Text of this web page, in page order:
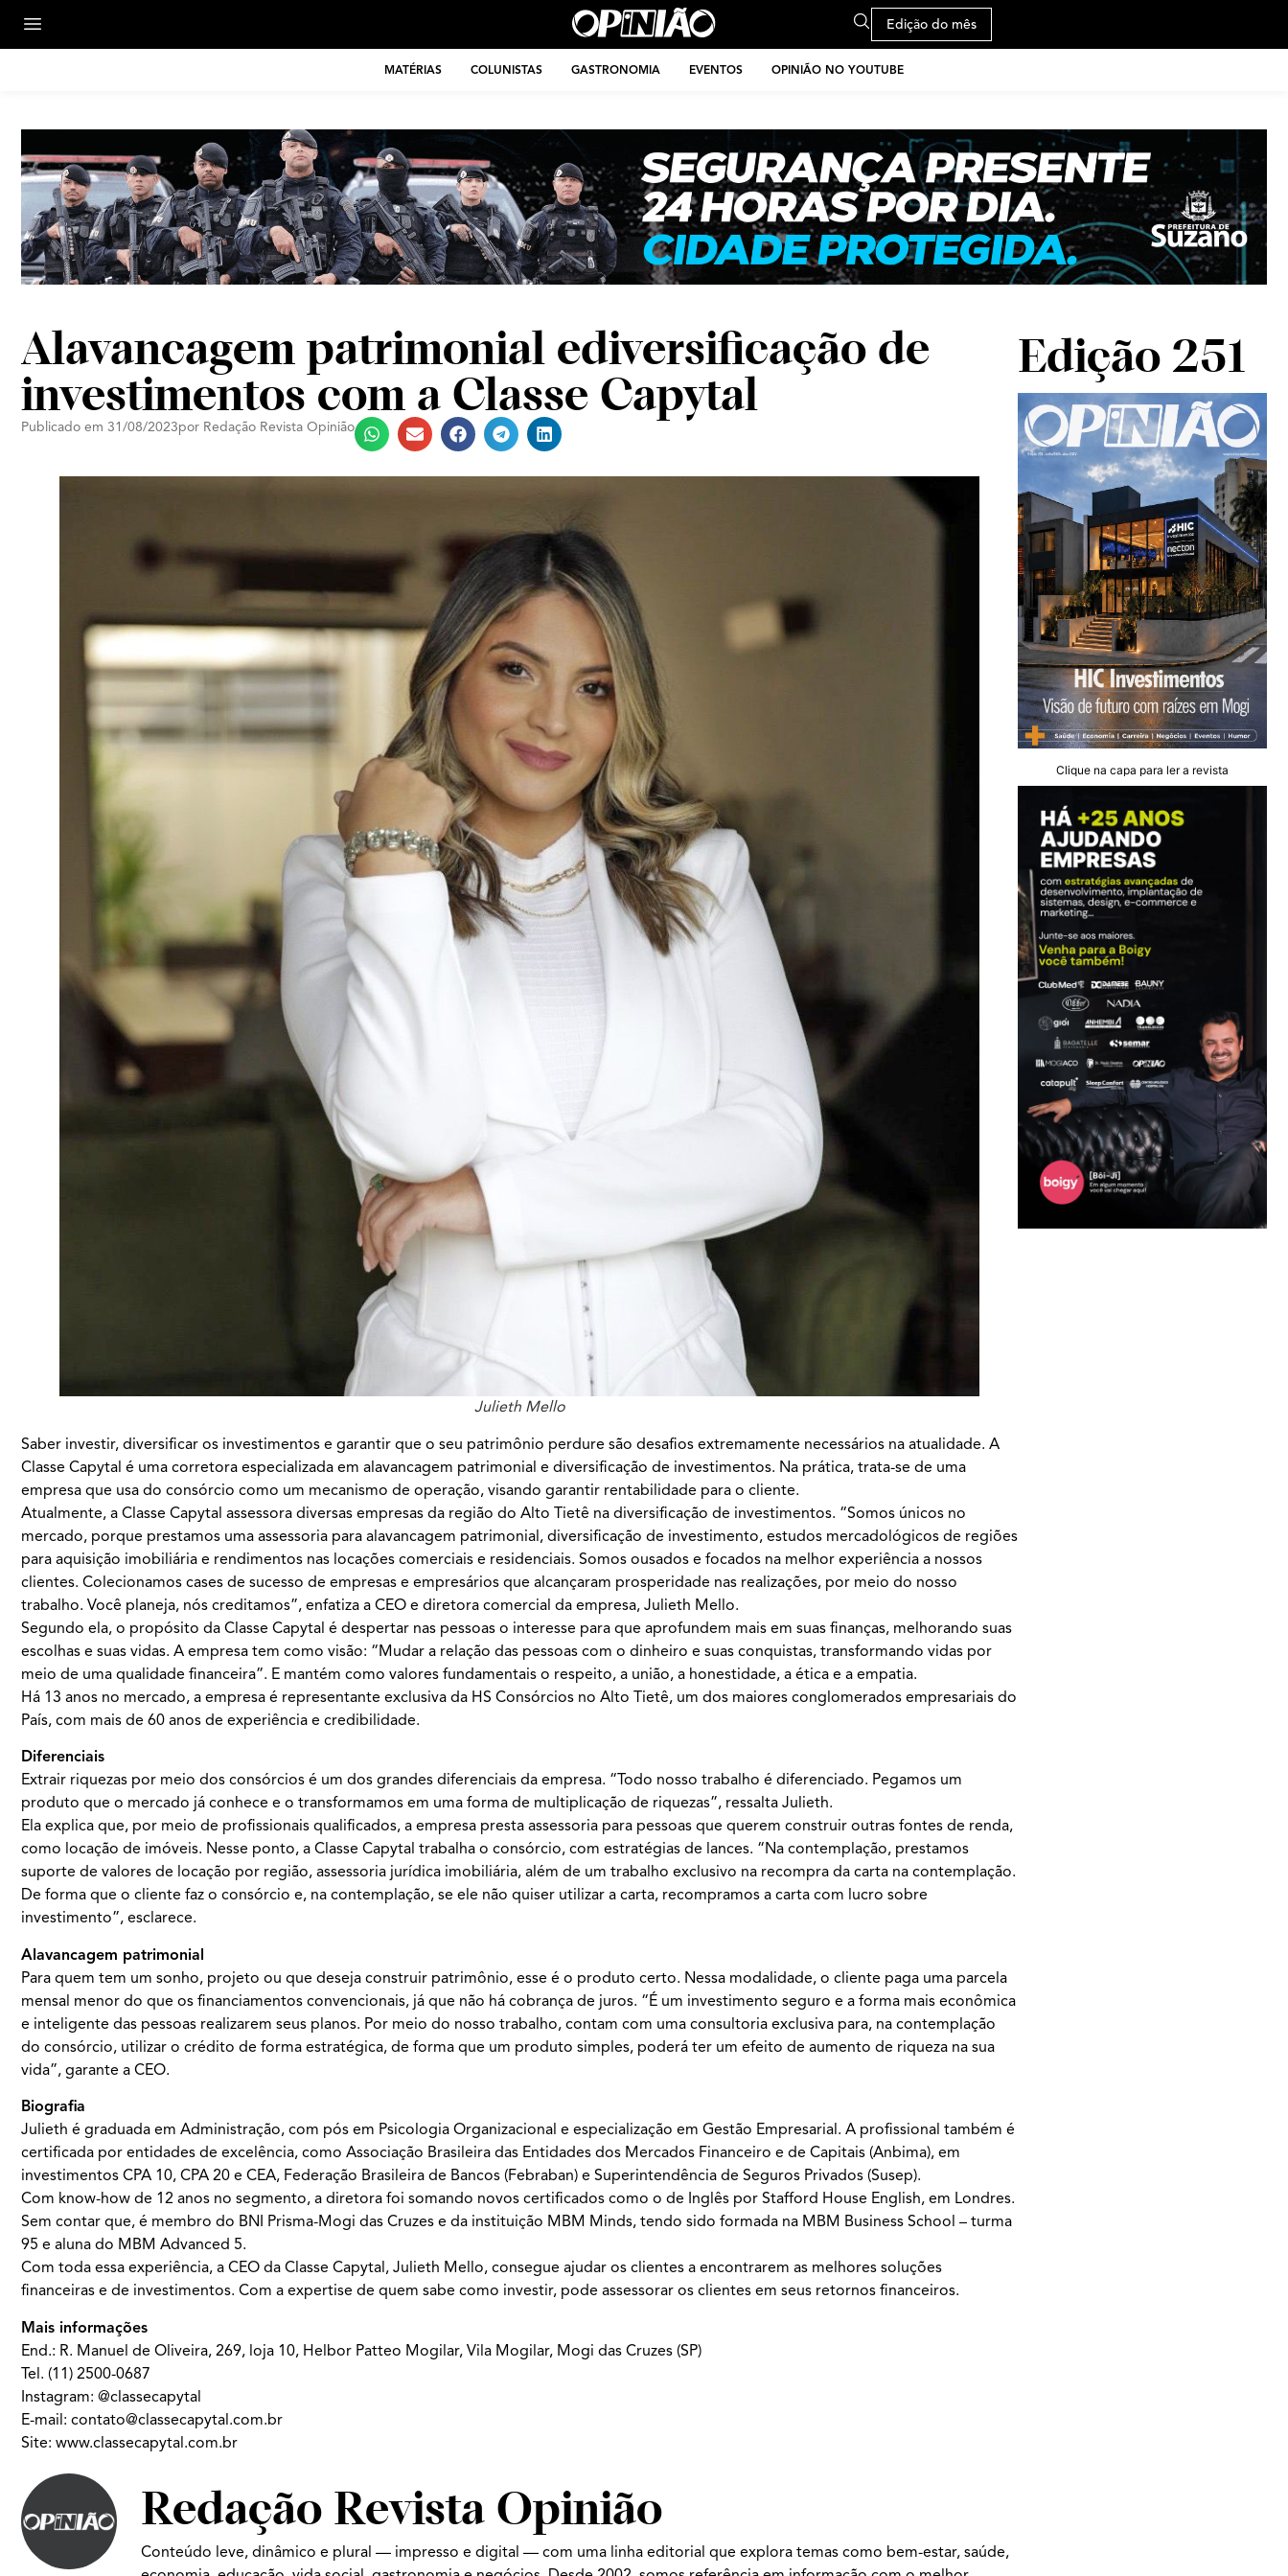
Edição do mês
MATÉRIAS COLUNISTAS GASTRONOMIA EVENTOS OPINIÃO NO YOUTUBE
Alavancagem patrimonial ediversificação de
investimentos com a Classe Capytal
Publicado em 31/08/2023por Redação Revista Opinião
Julieth Mello
Saber investir, diversificar os investimentos e garantir que o seu patrimônio perdure são desafios extremamente necessários na atualidade. A
Classe Capytal é uma corretora especializada em alavancagem patrimonial e diversificação de investimentos. Na prática, trata-se de uma
empresa que usa do consórcio como um mecanismo de operação, visando garantir rentabilidade para o cliente.
Atualmente, a Classe Capytal assessora diversas empresas da região do Alto Tietê na diversificação de investimentos. “Somos únicos no
mercado, porque prestamos uma assessoria para alavancagem patrimonial, diversificação de investimento, estudos mercadológicos de regiões
para aquisição imobiliária e rendimentos nas locações comerciais e residenciais. Somos ousados e focados na melhor experiência a nossos
clientes. Colecionamos cases de sucesso de empresas e empresários que alcançaram prosperidade nas realizações, por meio do nosso
trabalho. Você planeja, nós creditamos”, enfatiza a CEO e diretora comercial da empresa, Julieth Mello.
Segundo ela, o propósito da Classe Capytal é despertar nas pessoas o interesse para que aprofundem mais em suas finanças, melhorando suas
escolhas e suas vidas. A empresa tem como visão: “Mudar a relação das pessoas com o dinheiro e suas conquistas, transformando vidas por
meio de uma qualidade financeira”. E mantém como valores fundamentais o respeito, a união, a honestidade, a ética e a empatia.
Há 13 anos no mercado, a empresa é representante exclusiva da HS Consórcios no Alto Tietê, um dos maiores conglomerados empresariais do
País, com mais de 60 anos de experiência e credibilidade.
Diferenciais
Extrair riquezas por meio dos consórcios é um dos grandes diferenciais da empresa. “Todo nosso trabalho é diferenciado. Pegamos um
produto que o mercado já conhece e o transformamos em uma forma de multiplicação de riquezas”, ressalta Julieth.
Ela explica que, por meio de profissionais qualificados, a empresa presta assessoria para pessoas que querem construir outras fontes de renda,
como locação de imóveis. Nesse ponto, a Classe Capytal trabalha o consórcio, com estratégias de lances. “Na contemplação, prestamos
suporte de valores de locação por região, assessoria jurídica imobiliária, além de um trabalho exclusivo na recompra da carta na contemplação.
De forma que o cliente faz o consórcio e, na contemplação, se ele não quiser utilizar a carta, recompramos a carta com lucro sobre
investimento”, esclarece.
Alavancagem patrimonial
Para quem tem um sonho, projeto ou que deseja construir patrimônio, esse é o produto certo. Nessa modalidade, o cliente paga uma parcela
mensal menor do que os financiamentos convencionais, já que não há cobrança de juros. “É um investimento seguro e a forma mais econômica
e inteligente das pessoas realizarem seus planos. Por meio do nosso trabalho, contam com uma consultoria exclusiva para, na contemplação
do consórcio, utilizar o crédito de forma estratégica, de forma que um produto simples, poderá ter um efeito de aumento de riqueza na sua
vida”, garante a CEO.
Biografia
Julieth é graduada em Administração, com pós em Psicologia Organizacional e especialização em Gestão Empresarial. A profissional também é
certificada por entidades de excelência, como Associação Brasileira das Entidades dos Mercados Financeiro e de Capitais (Anbima), em
investimentos CPA 10, CPA 20 e CEA, Federação Brasileira de Bancos (Febraban) e Superintendência de Seguros Privados (Susep).
Com know-how de 12 anos no segmento, a diretora foi somando novos certificados como o de Inglês por Stafford House English, em Londres.
Sem contar que, é membro do BNI Prisma-Mogi das Cruzes e da instituição MBM Minds, tendo sido formada na MBM Business School – turma
95 e aluna do MBM Advanced 5.
Com toda essa experiência, a CEO da Classe Capytal, Julieth Mello, consegue ajudar os clientes a encontrarem as melhores soluções
financeiras e de investimentos. Com a expertise de quem sabe como investir, pode assessorar os clientes em seus retornos financeiros.
Mais informações
End.: R. Manuel de Oliveira, 269, loja 10, Helbor Patteo Mogilar, Vila Mogilar, Mogi das Cruzes (SP)
Tel. (11) 2500-0687
Instagram: @classecapytal
E-mail: contato@classecapytal.com.br
Site: www.classecapytal.com.br
Redação Revista Opinião
Conteúdo leve, dinâmico e plural — impresso e digital — com uma linha editorial que explora temas como bem-estar, saúde,
Edição 251
Clique na capa para ler a revista